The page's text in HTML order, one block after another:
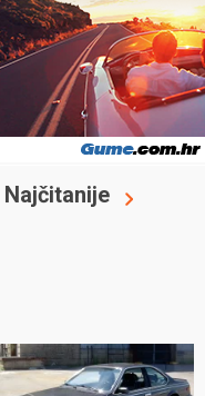
Najčitanije